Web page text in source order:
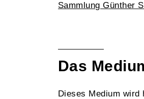
Sammlung Günther
Das
Dieses Medium wird